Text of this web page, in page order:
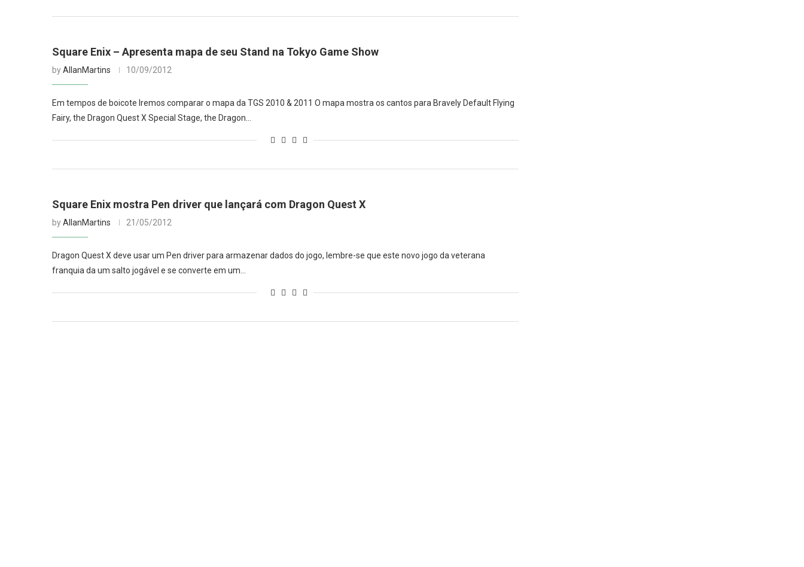
Square Enix – Apresenta mapa de seu Stand na Tokyo Game Show
byAllanMartins 10/09/2012
Em tempos de boicote Iremos comparar o mapa da TGS 2010 & 2011 O mapa mostra os cantos para Bravely Default Flying
Fairy, the Dragon Quest X Special Stage, the Dragon…
Square Enix mostra Pen driver que lançará com Dragon Quest X
byAllanMartins 21/05/2012
Dragon Quest X deve usar um Pen driver para armazenar dados do jogo, lembre-se que este novo jogo da veterana
franquia da um salto jogável e se converte em um…